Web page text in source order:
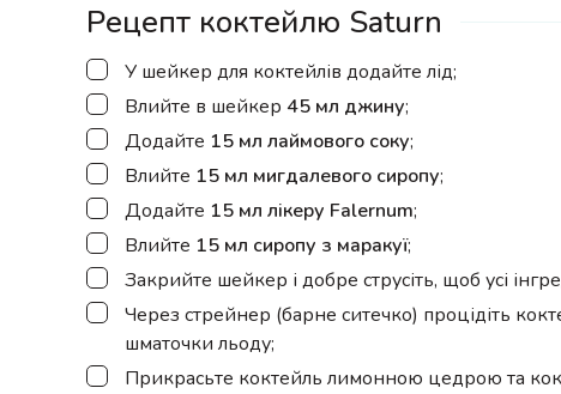
Рецепт коктейлю Saturn
▢
У шейкер для коктейлів додайте лід;
▢
Влийте в шейкер 45 мл джину;
▢
Додайте 15 мл лаймового соку;
▢
Влийте 15 мл мигдалевого сиропу;
▢
Додайте 15 мл лікеру Falernum;
▢
Влийте 15 мл сиропу з маракуї;
▢
Закрийте шейкер і добре струсіть, щоб усі
▢
Через стрейнер (барне ситечко) процідіть
шматочки льоду;
▢
Прикрасьте коктейль лимонною цедрою та